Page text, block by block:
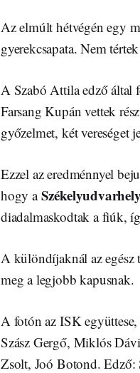
Az elmúlt hétvégén egy
gyerekcsapata. Nem
A Szabó Attila edző által
Farsang Kupán vettek
győzelmet, két vereséget
Ezzel az eredménnyel
hogy a
diadalmaskodtak a fiúk,
A különdíjaknál az egész
meg a legjobb kapusnak.
A fotón az ISK
Szász Gergő, Miklós
Zsolt, Joó Botond. Edző: